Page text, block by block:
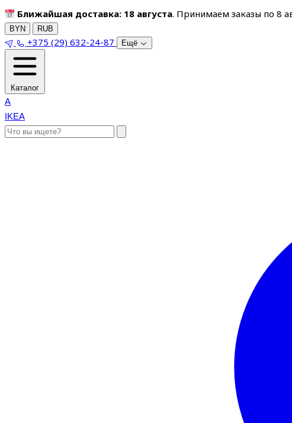
Ближайшая доставка: 18 августа. Принимаем заказы по 8
BYN RUB
+375 (29) 632-24-87 Ещё
Каталог
A
IKEA